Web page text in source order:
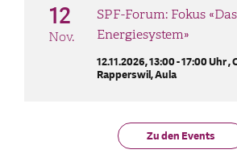
12
Nov.
SPF-Forum: Fokus
Energiesystem»
12.11.2026, 13:00 - 17:00 Uhr ,
Rapperswil, Aula
Zu den Events